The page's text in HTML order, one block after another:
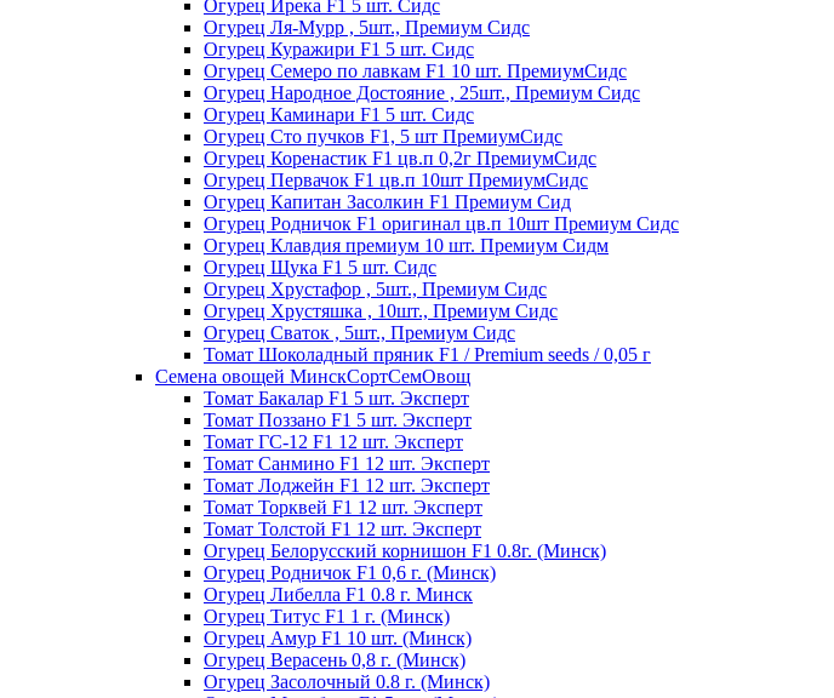
Огурец Ирека F1 5 шт. Сидс
Огурец Ля-Мурр , 5шт., Премиум Сидс
Огурец Куражири F1 5 шт. Сидс
Огурец Семеро по лавкам F1 10 шт. ПремиумСидс
Огурец Народное Достояние , 25шт., Премиум Сидс
Огурец Каминари F1 5 шт. Сидс
Огурец Сто пучков F1, 5 шт ПремиумСидс
Огурец Коренастик F1 цв.п 0,2г ПремиумСидс
Огурец Первачок F1 цв.п 10шт ПремиумСидс
Огурец Капитан Засолкин F1 Премиум Сид
Огурец Родничок F1 оригинал цв.п 10шт Премиум Сидс
Огурец Клавдия премиум 10 шт. Премиум Сидм
Огурец Щука F1 5 шт. Сидс
Огурец Хрустафор , 5шт., Премиум Сидс
Огурец Хрустяшка , 10шт., Премиум Сидс
Огурец Сваток , 5шт., Премиум Сидс
Томат Шоколадный пряник F1 / Premium seeds / 0,05 г
Семена овощей МинскСортСемОвощ
Томат Бакалар F1 5 шт. Эксперт
Томат Поззано F1 5 шт. Эксперт
Томат ГС-12 F1 12 шт. Эксперт
Томат Санмино F1 12 шт. Эксперт
Томат Лоджейн F1 12 шт. Эксперт
Томат Торквей F1 12 шт. Эксперт
Томат Толстой F1 12 шт. Эксперт
Огурец Белорусский корнишон F1 0.8г. (Минск)
Огурец Родничок F1 0,6 г. (Минск)
Огурец Либелла F1 0.8 г. Минск
Огурец Титус F1 1 г. (Минск)
Огурец Амур F1 10 шт. (Минск)
Огурец Верасень 0,8 г. (Минск)
Огурец Засолочный 0.8 г. (Минск)